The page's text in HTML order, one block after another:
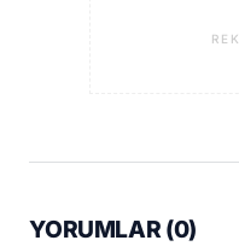
YORUMLAR (0)